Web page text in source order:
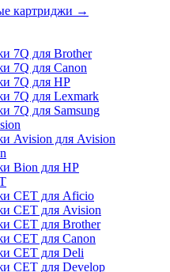
картриджи →
7Q для Brother
7Q для Canon
7Q для HP
7Q для Lexmark
7Q для Samsung
Avision для Avision
Bion для HP
CET для Aficio
CET для Avision
CET для Brother
CET для Canon
CET для Deli
CET для Develop